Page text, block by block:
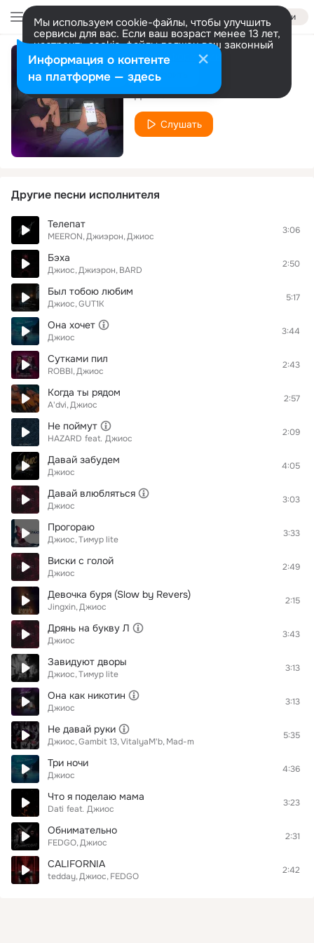
Войти
Мы используем cookie-файлы, чтобы улучшить
сервисы для вас. Если ваш возраст менее 13 лет,
настроить cookie-файлы должен ваш законный
представитель. Больше информации
Разрешить все Настроить
Умотан
Джиос
Слушать
Другие песни исполнителя
Телепат
MEERON Джиэрон Джиос
3:06
Бэха
Джиос Джиэрон BARD
2:50
Был тобою любим
Джиос GUT1K
5:17
Она хочет
Джиос
3:44
Сутками пил
ROBBI Джиос
2:43
Когда ты рядом
A'dvi Джиос
2:57
Не поймут
HAZARD feat. Джиос
2:09
Давай забудем
Джиос
4:05
Давай влюбляться
Джиос
3:03
Прогораю
Джиос Тимур lite
3:33
Виски с голой
Джиос
2:49
Девочка буря (Slow by Revers)
Jingxin Джиос
2:15
Дрянь на букву Л
Джиос
3:43
Завидуют дворы
Джиос Тимур lite
3:13
Она как никотин
Джиос
3:13
Не давай руки
Джиос Gambit 13 VitalyaM'b Mad-m
5:35
Три ночи
Джиос
4:36
Что я поделаю мама
Dati feat. Джиос
3:23
Обнимательно
FEDGO Джиос
2:31
CALIFORNIA
tedday Джиос FEDGO
2:42
Информация о контенте
на платформе — здесь